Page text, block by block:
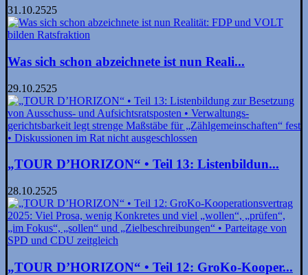
31.10.2525
Was sich schon abzeichnete ist nun Reali...
29.10.2525
„TOUR D’HORIZON“ • Teil 13: Listenbildun...
28.10.2525
„TOUR D’HORIZON“ • Teil 12: GroKo-Kooper...